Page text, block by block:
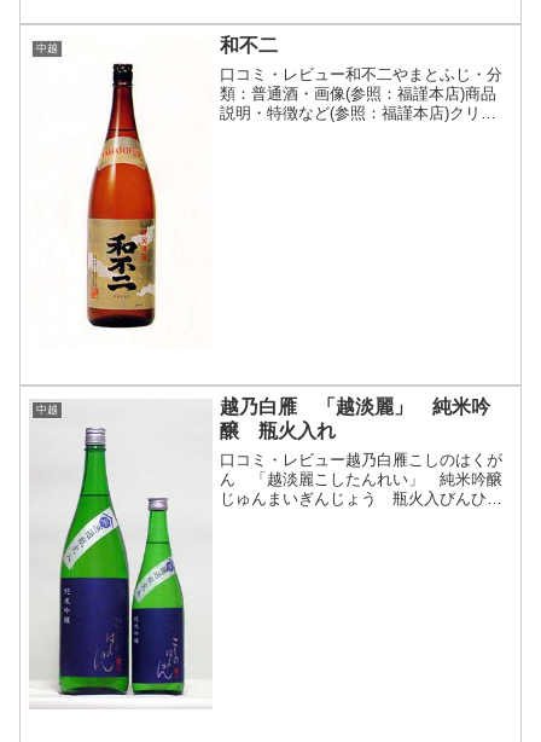
中越 和不二
口コミ・レビュー和不二やまとふじ・分
類：普通酒・画像(参照：福謹本店)商品
説明・特徴など(参照：福謹本店)クリッ
中越
越乃白雁 「越淡麗」 純米吟
醸 瓶火入れ
口コミ・レビュー越乃白雁こしのはくが
ん 「越淡麗こしたんれい」 純米吟醸
じゅんまいぎんじょう 瓶火入びんひい